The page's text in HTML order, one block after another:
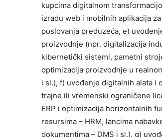
kupcima digitalnom
izradu web i mobilnih aplikacija
poslovanja preduzeća, e)
proizvodnje (npr. digitalizacija
kibernetički sistemi, pametni
optimizacija proizvodnje u
i sl.), f) uvođenje digitalnih alata i
trajne ili vremenski ograničene
ERP i optimizacija horizontalnih
resursima – HRM, lancima
dokumentima – DMS i sl.), g)